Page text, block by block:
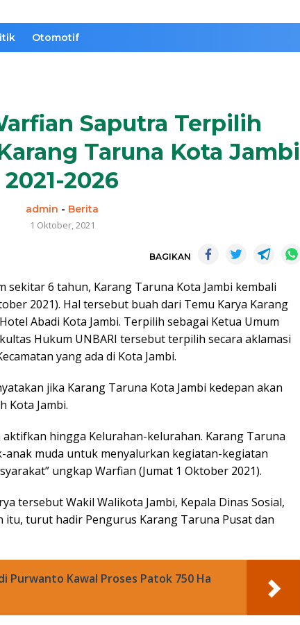
Otomotif
Saputra Terpilih
Taruna Kota Jambi
2021-2026
admin - Berita
1 Oktober, 2021
BAGIKAN
sekitar 6 tahun, Karang Taruna Kota Jambi kembali
2021). Hal tersebut buah dari Temu Karya Karang
Abadi Kota Jambi. Terpilih sebagai Ketua Umum
Hukum UNBARI tersebut terpilih secara aklamasi
yang ada di Kota Jambi.
jika Karang Taruna Kota Jambi kedepan akan
Kota Jambi.
hingga Kelurahan-kelurahan. Karang Taruna
anak muda untuk menyalurkan kegiatan-kegiatan
ungkap Warfian (Jumat 1 Oktober 2021).
tersebut Wakil Walikota Jambi, Kepala Dinas Sosial,
itu, turut hadir Pengurus Karang Taruna Pusat dan
Purwanto Kawal Proses Patok 750 Ha